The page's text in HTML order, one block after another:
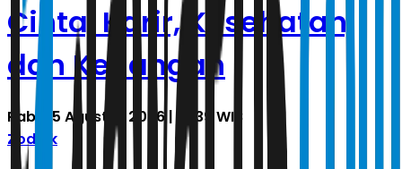
Cinta, Karir, Kesehatan,
dan Keuangan
Rabu, 5 Agustus 2026 | 17.39 WIB
Zodiak